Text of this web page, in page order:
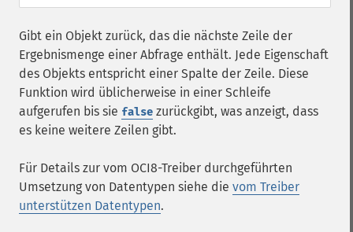
Gibt ein Objekt zurück, das die nächste Zeile der
Ergebnismenge einer Abfrage enthält. Jede Eigenschaft
des Objekts entspricht einer Spalte der Zeile. Diese
Funktion wird üblicherweise in einer Schleife
aufgerufen bis sie false zurückgibt, was anzeigt, dass
es keine weitere Zeilen gibt.
Für Details zur vom OCI8-Treiber durchgeführten
Umsetzung von Datentypen siehe die vom Treiber
unterstützen Datentypen.